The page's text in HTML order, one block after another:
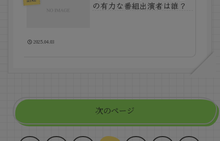
の有力な番組出演者は誰？
2025.04.03
次のページ